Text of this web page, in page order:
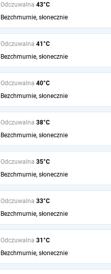
Odczuwalna 43°C
Bezchmurnie, słonecznie
Odczuwalna 41°C
Bezchmurnie, słonecznie
Odczuwalna 40°C
Bezchmurnie, słonecznie
Odczuwalna 38°C
Bezchmurnie, słonecznie
Odczuwalna 35°C
Bezchmurnie, słonecznie
Odczuwalna 33°C
Bezchmurnie, słonecznie
Odczuwalna 31°C
Bezchmurnie, słonecznie